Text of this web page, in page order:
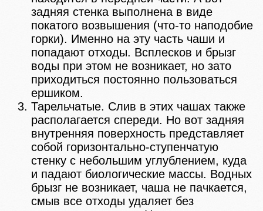
задняя стенка выполнена в виде
покатого возвышения (что-то наподобие
горки). Именно на эту часть чаши и
попадают отходы. Всплесков и брызг
воды при этом не возникает, но зато
приходиться постоянно пользоваться
ершиком.
Тарельчатые. Слив в этих чашах также
располагается спереди. Но вот задняя
внутренняя поверхность представляет
собой горизонтально-ступенчатую
стенку с небольшим углублением, куда
и падают биологические массы. Водных
брызг не возникает, чаша не пачкается,
смыв все отходы удаляет без